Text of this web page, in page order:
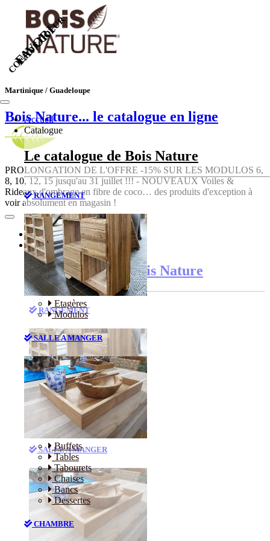
Martinique / Guadeloupe
Bois Nature... le catalogue en ligne
PROLONGATION DE L'OFFRE -15% SUR LES MODULOS 6,
8, 10, 12, 15 jusqu'au 31 juillet !!! - NOUVEAUX Voiles &
Rideaux d'ombrage en fibre de coco… des produits d'exception à
voir absolument en magasin !
Accueil
Catalogue
Le catalogue de Bois Nature
RANGEMENT
Etagères
Modulos
SALLE A MANGER
Buffets
Tables
Tabourets
Chaises
Bancs
Dessertes
CHAMBRE
Accueil
Catalogue
Le catalogue de Bois Nature
RANGEMENT
Etagères
Modulos
SALLE A MANGER
COUP DE COEUR
FAVORI